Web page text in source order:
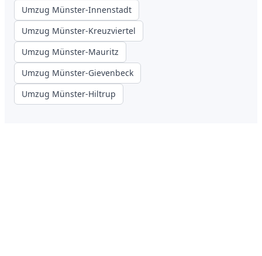
Umzug Münster-Innenstadt
Umzug Münster-Kreuzviertel
Umzug Münster-Mauritz
Umzug Münster-Gievenbeck
Umzug Münster-Hiltrup